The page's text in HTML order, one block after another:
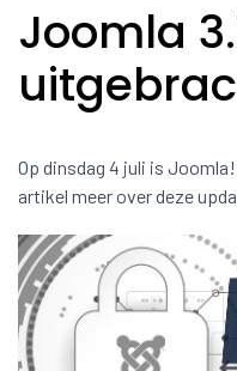
Joomla
Op dinsdag 4 juli is
artikel meer over deze